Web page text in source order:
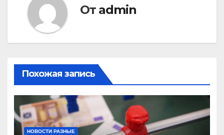
От admin
Похожая запись
НОВОСТИ РАЗНЫЕ